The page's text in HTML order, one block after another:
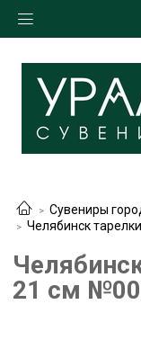
Сувениры
Челябинск
21 см